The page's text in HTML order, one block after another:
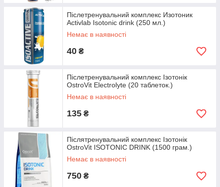
Післетренувальний комплекс Изотоник
Activlab Isotonic drink (250 мл.)
Немає в наявності
40 ₴
Післетренувальний комплекс Ізотонік
OstroVit Electrolyte (20 таблеток.)
Немає в наявності
135 ₴
Післятренувальний комплекс Ізотонік
OstroVit ISOTONIC DRINK (1500 грам.)
Немає в наявності
750 ₴